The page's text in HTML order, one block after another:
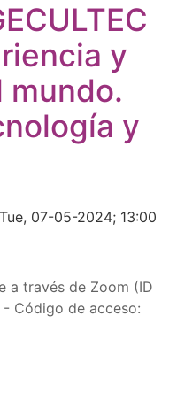
y
mundo.
y
07-05-2024; 13:00
a través de Zoom (ID
- Código de acceso: